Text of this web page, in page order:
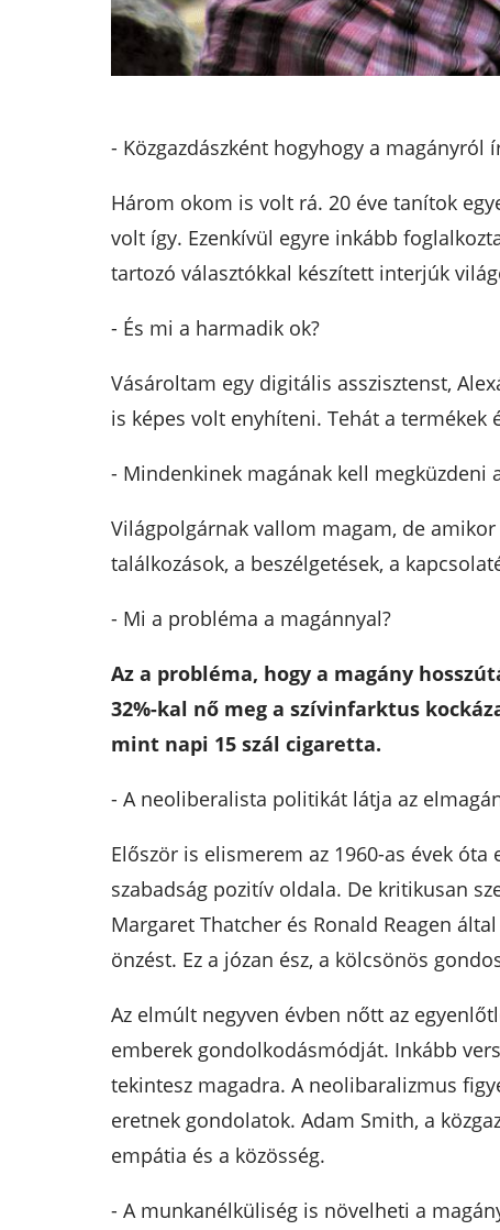
- Közgazdászként hogyhogy a magányról
Három okom is volt rá. 20 éve tanítok
volt így. Ezenkívül egyre inkább
tartozó választókkal készített interjúk
- És mi a harmadik ok?
Vásároltam egy digitális asszisztenst,
is képes volt enyhíteni. Tehát a termékek
- Mindenkinek magának kell megküzdeni
Világpolgárnak vallom magam, de
találkozások, a beszélgetések, a
- Mi a probléma a magánnyal?
Az a probléma, hogy a magány
32%-kal nő meg a szívinfarktus
mint napi 15 szál cigaretta.
- A neoliberalista politikát látja az
Először is elismerem az 1960-as évek
szabadság pozitív oldala. De kritikusan
Margaret Thatcher és Ronald Reagen
önzést. Ez a józan ész, a kölcsönös
Az elmúlt negyven évben nőtt az
emberek gondolkodásmódját. Inkább
tekintesz magadra. A neolibaralizmus
eretnek gondolatok. Adam Smith, a
empátia és a közösség.
- A munkanélküliség is növelheti a